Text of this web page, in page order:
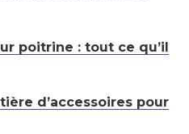
poitrine : tout ce qu’il
d’accessoires pour